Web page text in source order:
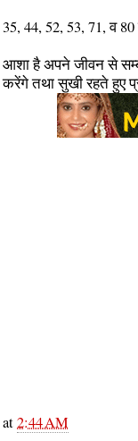
35, 44, 52, 53, 71, व 80
आशा है अपने जीवन से
करेंगे तथा सुखी रहते हुए
at2:44 AM